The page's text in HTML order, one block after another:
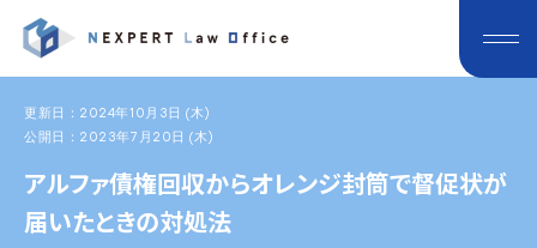
更新日：2024年10月3日 (木)
公開日：2023年7月20日 (木)
アルファ債権回収からオレンジ封筒で督促状が
届いたときの対処法